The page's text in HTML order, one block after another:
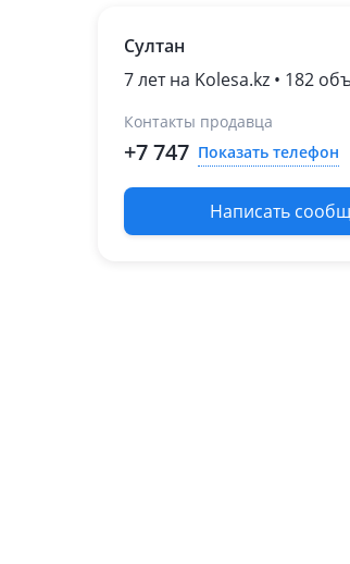
Султан
7 лет на Kolesa.kz • 182
Контакты продавца
+7 747 Показать телефон
Написать